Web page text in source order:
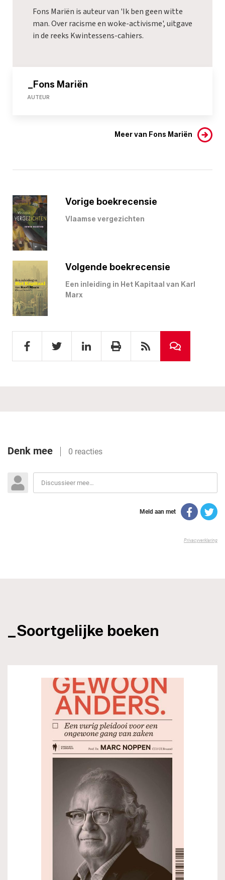
Fons Mariën is auteur van 'Ik ben geen witte
man. Over racisme en woke-activisme', uitgave
in de reeks Kwintessens-cahiers.
_Fons Mariën
AUTEUR
Meer van Fons Mariën
Vorige boekrecensie
Vlaamse vergezichten
Volgende boekrecensie
Een inleiding in Het Kapitaal van Karl
Marx
_Soortgelijke boeken